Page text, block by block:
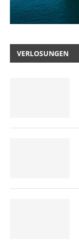
VERLOSUNGEN